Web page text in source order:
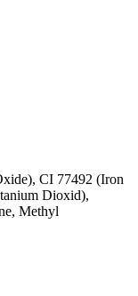
CI 77492 (Iron
Dioxid),
Methyl